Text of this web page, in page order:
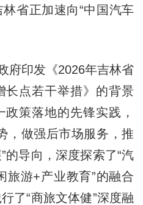
省正加速向“中国汽车
印发《2026年吉林省
长点若干举措》的背景
策落地的先锋实践，
，做强后市场服务，推
的导向，深度探索了“汽
旅游+产业教育”的融合
了“商旅文体健”深度融